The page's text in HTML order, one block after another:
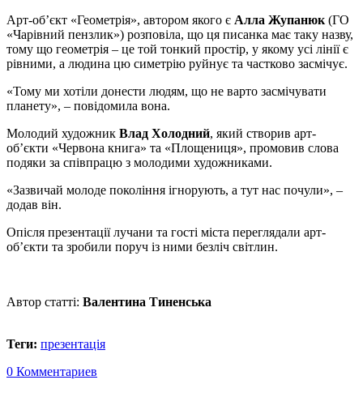
Арт-об’єкт «Геометрія», автором якого є Алла Жупанюк (ГО
«Чарівний пензлик») розповіла, що ця писанка має таку назву,
тому що геометрія – це той тонкий простір, у якому усі лінії є
рівними, а людина цю симетрію руйнує та частково засмічує.
«Тому ми хотіли донести людям, що не варто засмічувати
планету», – повідомила вона.
Молодий художник Влад Холодний, який створив арт-
об’єкти «Червона книга» та «Площениця», промовив слова
подяки за співпрацю з молодими художниками.
«Зазвичай молоде покоління ігнорують, а тут нас почули», –
додав він.
Опісля презентації лучани та гості міста переглядали арт-
об’єкти та зробили поруч із ними безліч світлин.
Автор статті: Валентина Тиненська
Теги: презентація
0 Комментариев